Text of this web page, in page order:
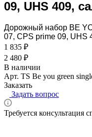
09, UHS 409,
Дорожный набор BE
07, CPS prime 09, UHS
1 835 ₽
2 480 ₽
В наличии
Арт. TS Be you green
Заказать
Задать вопрос
Требуется консультация